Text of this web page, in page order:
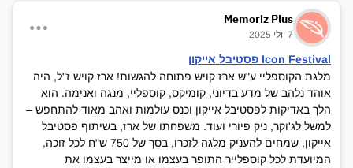
Memoriz Plus
7 יולי 2025
Icon Festival פסטיבל אייקון
מלגת הקוספליי ע"ש ארז קויש פתוחה להגשות! ארז קויש ז"ל, היה
אוהד נלהב של מדע בדיוני, קומיקס, קוספליי, מנגה ואנימה. הוא
הלך באדיקות לפסטיבל אייקון וכנס עולמות ואהב מאוד להתחפש –
למשל לג'וקר, ניק פיורי ועוד. משפחתו של ארז, בשיתוף פסטיבל
אייקון, שמחים להעניק מלגה לזכרו, בסך של 750 ש"ח לכל זוכה,
המיועדת לכל קוספלייר התופר בעצמו או מייצר בעצמו את